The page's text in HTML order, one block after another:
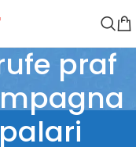
praf